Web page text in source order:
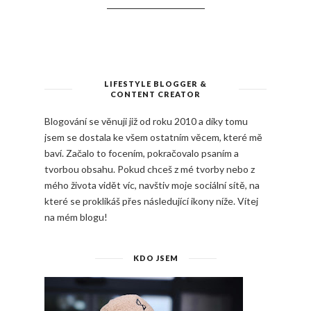
LIFESTYLE BLOGGER &
CONTENT CREATOR
Blogování se věnuji již od roku 2010 a díky tomu
jsem se dostala ke všem ostatním věcem, které mě
baví. Začalo to focením, pokračovalo psaním a
tvorbou obsahu. Pokud chceš z mé tvorby nebo z
mého života vidět víc, navštiv moje sociální sítě, na
které se proklikáš přes následující ikony níže. Vítej
na mém blogu!
KDO JSEM